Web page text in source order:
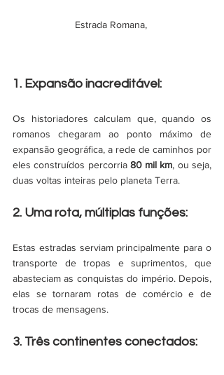
Estrada Romana,
1. Expansão inacreditável:
Os historiadores calculam que, quando os
romanos chegaram ao ponto máximo de
expansão geográfica, a rede de caminhos por
eles construídos percorria 80 mil km, ou seja,
duas voltas inteiras pelo planeta Terra.
2. Uma rota, múltiplas funções:
Estas estradas serviam principalmente para o
transporte de tropas e suprimentos, que
abasteciam as conquistas do império. Depois,
elas se tornaram rotas de comércio e de
trocas de mensagens.
3. Três continentes conectados: